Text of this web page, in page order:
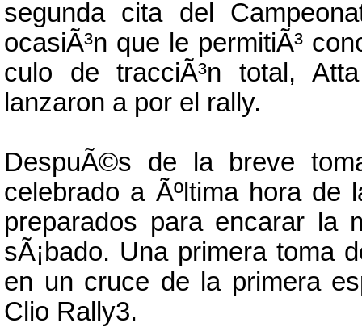
segunda cita del
ocasiÃ³n que le permitiÃ³
culo de tracciÃ³n total,
lanzaron a por el rally.
DespuÃ©s de la breve
celebrado a Ãºltima hora de
preparados para encarar la
sÃ¡bado. Una primera toma
en un cruce de la primera
Clio Rally3.